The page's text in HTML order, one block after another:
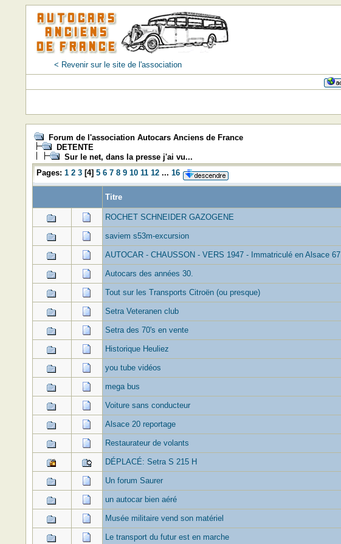
< Revenir sur le site de l'association
Forum de l'association Autocars Anciens de France
DETENTE
Sur le net, dans la presse j'ai vu...
Pages: 1 2 3[4] 5 6 7 8 9 10 11 12 ... 16
Titre
ROCHET SCHNEIDER GAZOGENE
saviem s53m-excursion
AUTOCAR - CHAUSSON - VERS 1947 - Immatriculé en Alsace 67
Autocars des années 30.
Tout sur les Transports Citroën (ou presque)
Setra Veteranen club
Setra des 70's en vente
Historique Heuliez
you tube vidéos
mega bus
Voiture sans conducteur
Alsace 20 reportage
Restaurateur de volants
DÉPLACÉ: Setra S 215 H
Un forum Saurer
un autocar bien aéré
Musée militaire vend son matériel
Le transport du futur est en marche